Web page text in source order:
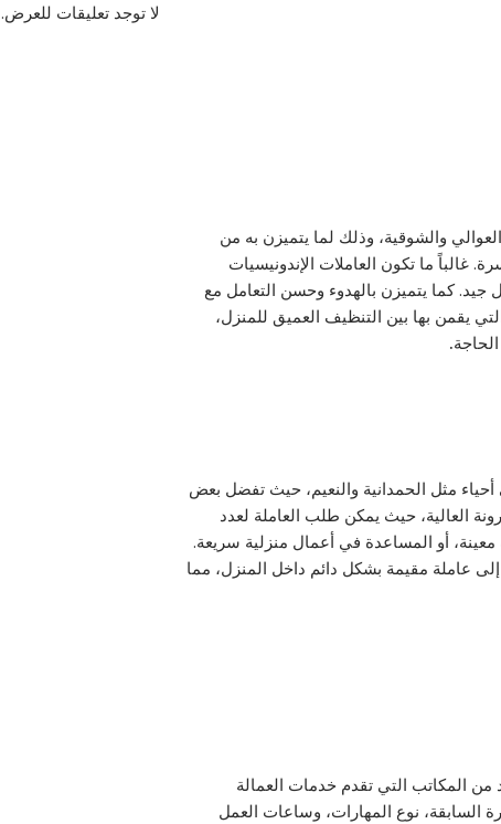
والشوقية، وذلك لما يتميزن به من
غالباً ما تكون العاملات الإندونيسيات
كما يتميزن بالهدوء وحسن التعامل مع
يقمن بها بين التنظيف العميق للمنزل،
.
مثل الحمدانية والنعيم، حيث تفضل بعض
العالية، حيث يمكن طلب العاملة لعدد
أو المساعدة في أعمال منزلية سريعة.
عاملة مقيمة بشكل دائم داخل المنزل، مما
من المكاتب التي تقدم خدمات العمالة
السابقة، نوع المهارات، وساعات العمل
لا توجد تعليقات للعرض.